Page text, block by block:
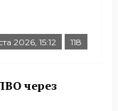
2026, 15:12 118
через